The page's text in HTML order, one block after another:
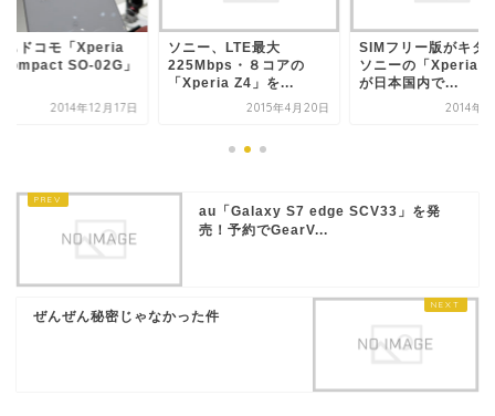
もドコモ「Xperia
SO-02G」
2014年12月17日
ソニー、LTE最大
225Mbps・８コアの
「Xperia Z4」を...
2015年4月20日
SIMフリー版がキタ
ソニーの「Xperia
が日本国内で...
2014年4
au「Galaxy S7 edge SCV33」を発
売！予約でGearV...
ぜんぜん秘密じゃなかった件